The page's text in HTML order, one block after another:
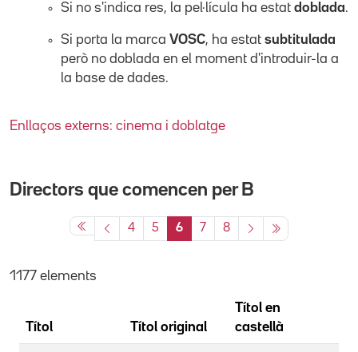
Si no s'indica res, la pel·lícula ha estat doblada.
Si porta la marca VOSC, ha estat subtitulada
però no doblada en el moment d'introduir-la a
la base de dades.
Enllaços externs: cinema i doblatge
Directors que comencen per B
4 5 6 7 8
1177 elements
Títol Títol original
Títol en
castellà